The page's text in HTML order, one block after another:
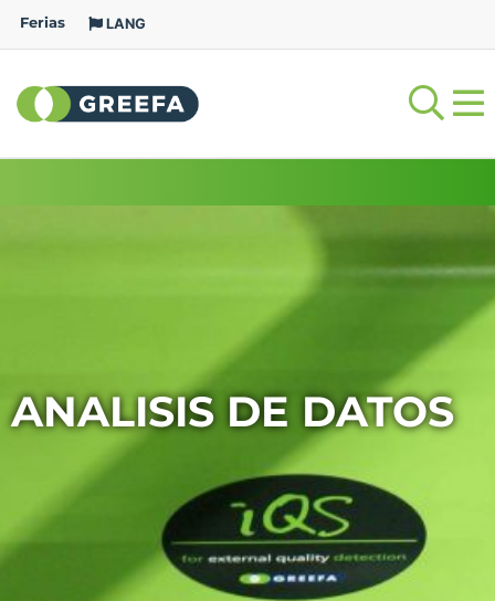
Ferias LANG
ANALISIS DE DATOS